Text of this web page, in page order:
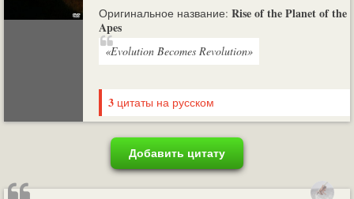
Оригинальное название: Rise of the Planet of the
Apes
«Evolution Becomes Revolution»
3 цитаты на русском
Добавить цитату